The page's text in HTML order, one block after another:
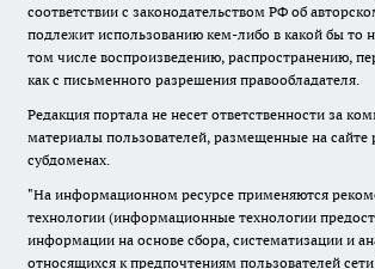
соответствии с законодательством РФ об
подлежит использованию кем-либо в какой бы то
том числе воспроизведению, распространению,
как с письменного разрешения правообладателя.
Редакция портала не несет ответственности за
материалы пользователей, размещенные на сайте
субдоменах.
"На информационном ресурсе применяются
технологии (информационные технологии
информации на основе сбора, систематизации и
относящихся к предпочтениям пользователей